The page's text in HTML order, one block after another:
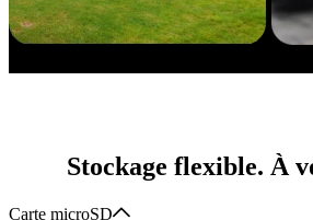
Stockage flexible. À
Carte microSD